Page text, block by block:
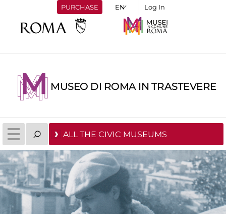
PURCHASE Log In
MUSEO DI ROMA IN TRASTEVERE
ALL THE CIVIC MUSEUMS